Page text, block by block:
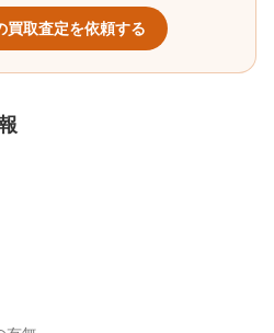
買取査定を依頼する